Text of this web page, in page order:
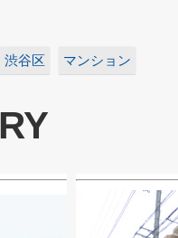
渋谷区 マンション